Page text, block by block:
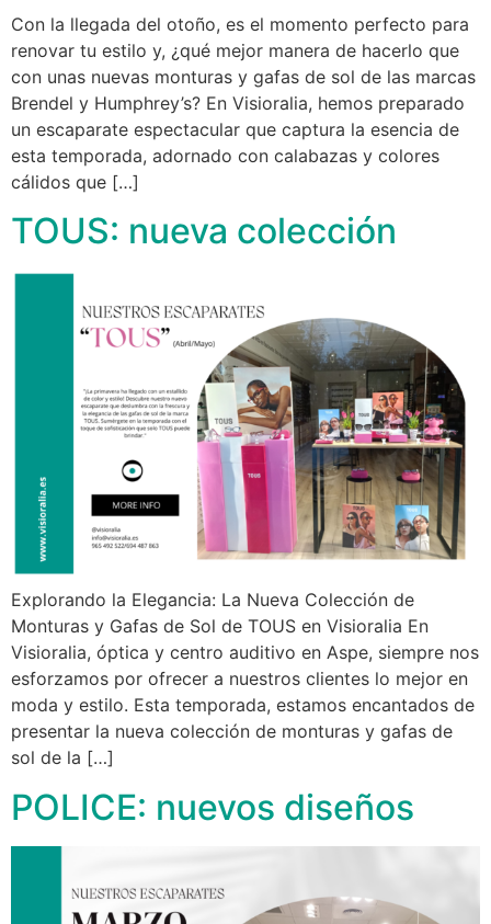
Con la llegada del otoño, es el momento perfecto para
renovar tu estilo y, ¿qué mejor manera de hacerlo que
con unas nuevas monturas y gafas de sol de las marcas
Brendel y Humphrey’s? En Visioralia, hemos preparado
un escaparate espectacular que captura la esencia de
esta temporada, adornado con calabazas y colores
cálidos que […]
TOUS: nueva colección
Explorando la Elegancia: La Nueva Colección de
Monturas y Gafas de Sol de TOUS en Visioralia En
Visioralia, óptica y centro auditivo en Aspe, siempre nos
esforzamos por ofrecer a nuestros clientes lo mejor en
moda y estilo. Esta temporada, estamos encantados de
presentar la nueva colección de monturas y gafas de
sol de la […]
POLICE: nuevos diseños